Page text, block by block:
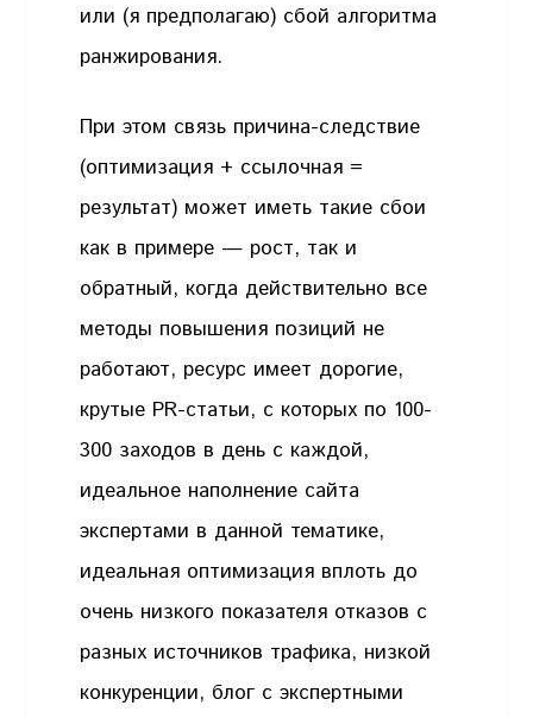
или (я предполагаю) сбой алгоритма
ранжирования.
При этом связь причина-следствие
(оптимизация + ссылочная =
результат) может иметь такие сбои
как в примере — рост, так и
обратный, когда действительно все
методы повышения позиций не
работают, ресурс имеет дорогие,
крутые PR-статьи, с которых по 100-
300 заходов в день с каждой,
идеальное наполнение сайта
экспертами в данной тематике,
идеальная оптимизация вплоть до
очень низкого показателя отказов с
разных источников трафика, низкой
конкуренции, блог с экспертными